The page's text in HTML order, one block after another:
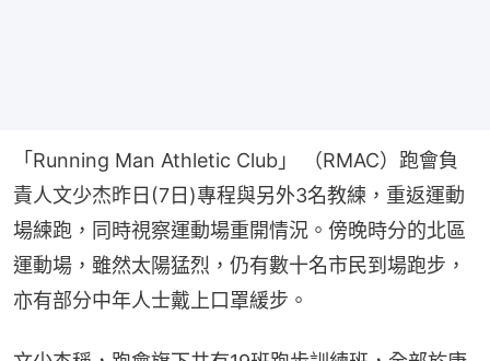
「Running Man Athletic Club」 （RMAC）跑會負
責人文少杰昨日(7日)專程與另外3名教練，重返運動
場練跑，同時視察運動場重開情況。傍晚時分的北區
運動場，雖然太陽猛烈，仍有數十名市民到場跑步，
亦有部分中年人士戴上口罩緩步。